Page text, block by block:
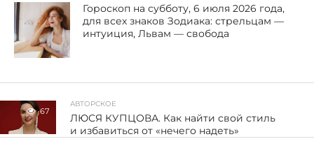
Гороскоп на субботу, 6 июля 2026 года,
для всех знаков Зодиака: стрельцам —
интуиция, Львам — свобода
67
АВТОРСКОЕ
ЛЮСЯ КУПЦОВА. Как найти свой стиль
и избавиться от «нечего надеть»